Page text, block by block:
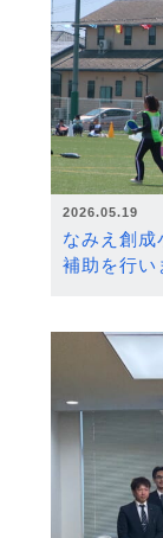
2026.05.19
なみえ創成
補助を行い